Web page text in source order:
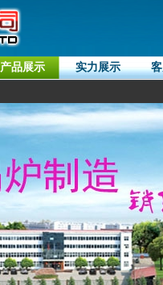
产品展示 实力展示